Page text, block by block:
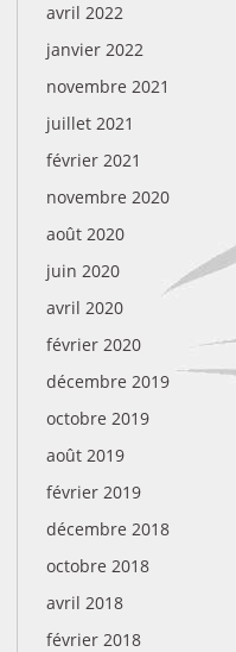
avril 2022
janvier 2022
novembre 2021
juillet 2021
février 2021
novembre 2020
août 2020
juin 2020
avril 2020
février 2020
décembre 2019
octobre 2019
août 2019
février 2019
décembre 2018
octobre 2018
avril 2018
février 2018